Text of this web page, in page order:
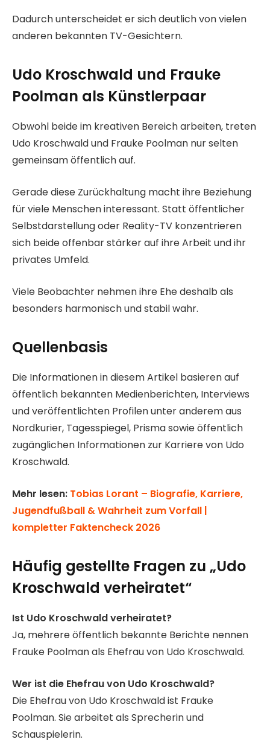
Dadurch unterscheidet er sich deutlich von vielen
anderen bekannten TV-Gesichtern.
Udo Kroschwald und Frauke
Poolman als Künstlerpaar
Obwohl beide im kreativen Bereich arbeiten, treten
Udo Kroschwald und Frauke Poolman nur selten
gemeinsam öffentlich auf.
Gerade diese Zurückhaltung macht ihre Beziehung
für viele Menschen interessant. Statt öffentlicher
Selbstdarstellung oder Reality-TV konzentrieren
sich beide offenbar stärker auf ihre Arbeit und ihr
privates Umfeld.
Viele Beobachter nehmen ihre Ehe deshalb als
besonders harmonisch und stabil wahr.
Quellenbasis
Die Informationen in diesem Artikel basieren auf
öffentlich bekannten Medienberichten, Interviews
und veröffentlichten Profilen unter anderem aus
Nordkurier, Tagesspiegel, Prisma sowie öffentlich
zugänglichen Informationen zur Karriere von Udo
Kroschwald.
Mehr lesen: Tobias Lorant – Biografie, Karriere,
Jugendfußball & Wahrheit zum Vorfall |
kompletter Faktencheck 2026
Häufig gestellte Fragen zu „Udo
Kroschwald verheiratet“
Ist Udo Kroschwald verheiratet?
Ja, mehrere öffentlich bekannte Berichte nennen
Frauke Poolman als Ehefrau von Udo Kroschwald.
Wer ist die Ehefrau von Udo Kroschwald?
Die Ehefrau von Udo Kroschwald ist Frauke
Poolman. Sie arbeitet als Sprecherin und
Schauspielerin.